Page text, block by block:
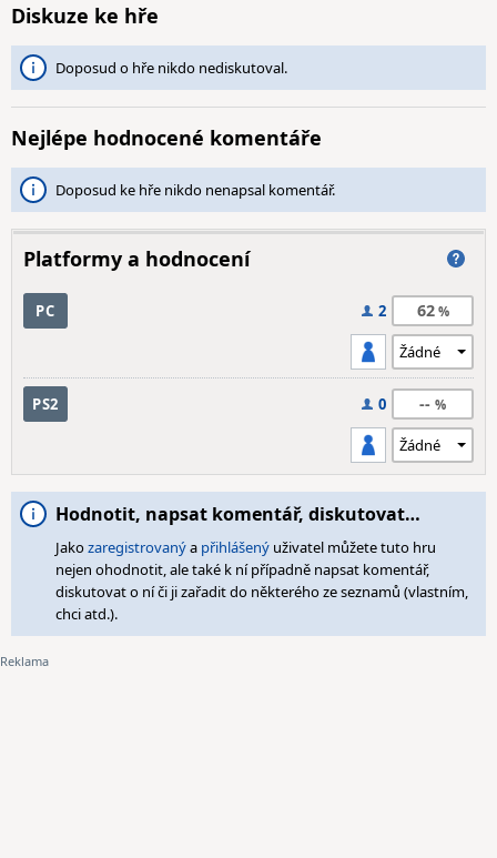
Diskuze ke hře
Doposud o hře nikdo nediskutoval.
Nejlépe hodnocené komentáře
Doposud ke hře nikdo nenapsal komentář.
Platformy a hodnocení
PC 2 62
PS2 0 --
Hodnotit, napsat komentář, diskutovat…
Jakozaregistrovanýa přihlášený uživatel můžete tuto hru
nejen ohodnotit, ale také k ní případně napsat komentář,
diskutovat o ní či ji zařadit do některého ze seznamů (vlastním,
chci atd.).